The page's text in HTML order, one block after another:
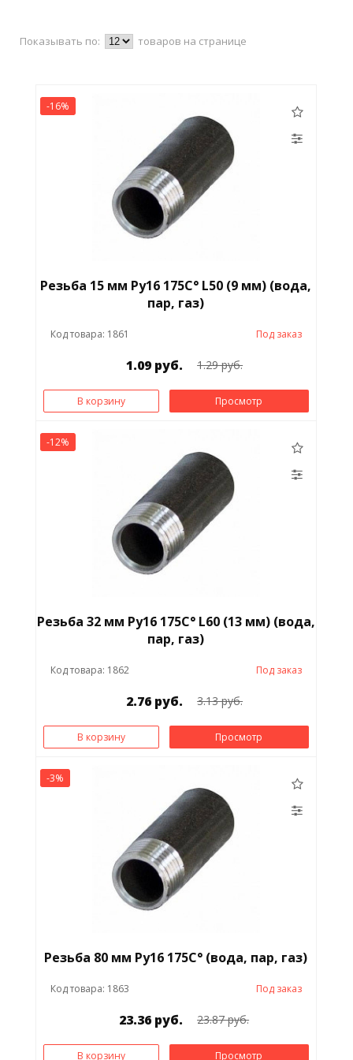
Показывать по: товаров на странице
-16%
Резьба 15 мм Ру16 175С° L50 (9 мм) (вода,
пар, газ)
Код товара: 1861 Под заказ
1.09 руб. 1.29 руб.
В корзину Просмотр
-12%
Резьба 32 мм Ру16 175С° L60 (13 мм) (вода,
пар, газ)
Код товара: 1862 Под заказ
2.76 руб. 3.13 руб.
В корзину Просмотр
-3%
Резьба 80 мм Ру16 175С° (вода, пар, газ)
Код товара: 1863 Под заказ
23.36 руб. 23.87 руб.
В корзину Просмотр